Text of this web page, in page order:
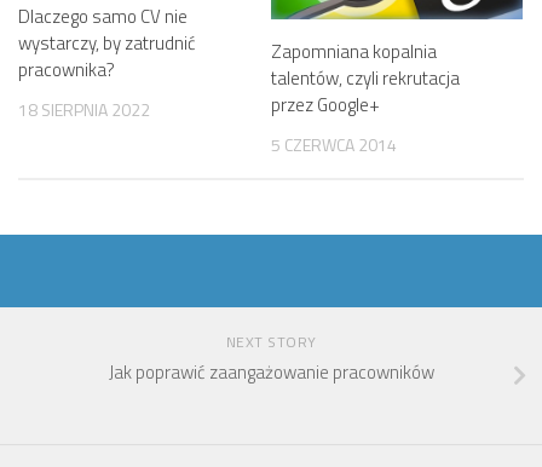
Dlaczego samo CV nie
wystarczy, by zatrudnić
pracownika?
18 SIERPNIA 2022
Zapomniana kopalnia
talentów, czyli rekrutacja
przez Google+
5 CZERWCA 2014
NEXT STORY
Jak poprawić zaangażowanie pracowników